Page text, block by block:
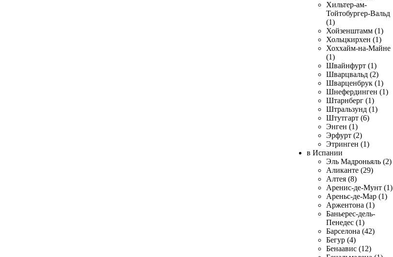
Хильтер-ам-
Тойтобургер-Вальд
(1)
Хойзенштамм (1)
Хольцкирхен (1)
Хоххайм-на-Майне
(1)
Швайнфурт (1)
Шварцвальд (2)
Шварценбрук (1)
Шнефердинген (1)
Штарнберг (1)
Штральзунд (1)
Штутгарт (6)
Энген (1)
Эрфурт (2)
Этринген (1)
в Испании
Эль Мадроньяль (2)
Аликанте (29)
Алтея (8)
Аренис-де-Мунт (1)
Ареньс-де-Мар (1)
Аржентона (1)
Баньерес-дель-
Пенедес (1)
Барселона (42)
Бегур (4)
Бенаавис (12)